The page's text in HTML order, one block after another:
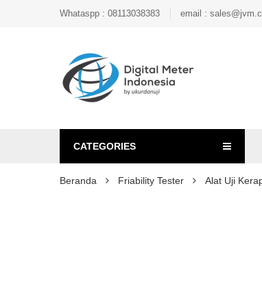
Whataspp : 08113038383 email :
CATEGORIES
Beranda Friability Tester Alat Uji